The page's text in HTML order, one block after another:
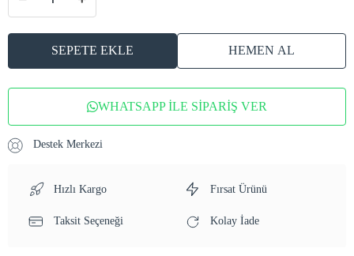
SEPETE EKLE HEMEN AL
WHATSAPP İLE SİPARİŞ VER
Destek Merkezi
Hızlı Kargo Fırsat Ürünü
Taksit Seçeneği Kolay İade